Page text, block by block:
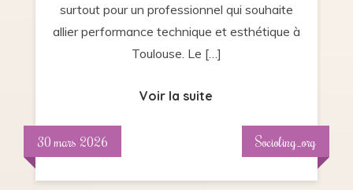
remplacement
à
surtout pour un professionnel qui souhaite
allier performance technique et esthétique à
Toulouse. Le […]
Voir la suite
30 mars 2026 Socioling_org